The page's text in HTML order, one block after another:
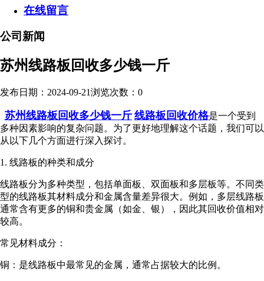
在线留言
公司新闻
苏州线路板回收多少钱一斤
发布日期：2024-09-21浏览次数： 0
苏州线路板回收多少钱一斤 线路板回收价格是一个受到
多种因素影响的复杂问题。为了更好地理解这个话题，我们可以
从以下几个方面进行深入探讨。
1. 线路板的种类和成分
线路板分为多种类型，包括单面板、双面板和多层板等。不同类
型的线路板其材料成分和金属含量差异很大。例如，多层线路板
通常含有更多的铜和贵金属（如金、银），因此其回收价值相对
较高。
常见材料成分：
铜：是线路板中最常见的金属，通常占据较大的比例。